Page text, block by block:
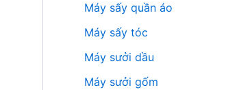
Máy sấy quần áo
Máy sấy tóc
Máy sưởi dầu
Máy sưởi gốm